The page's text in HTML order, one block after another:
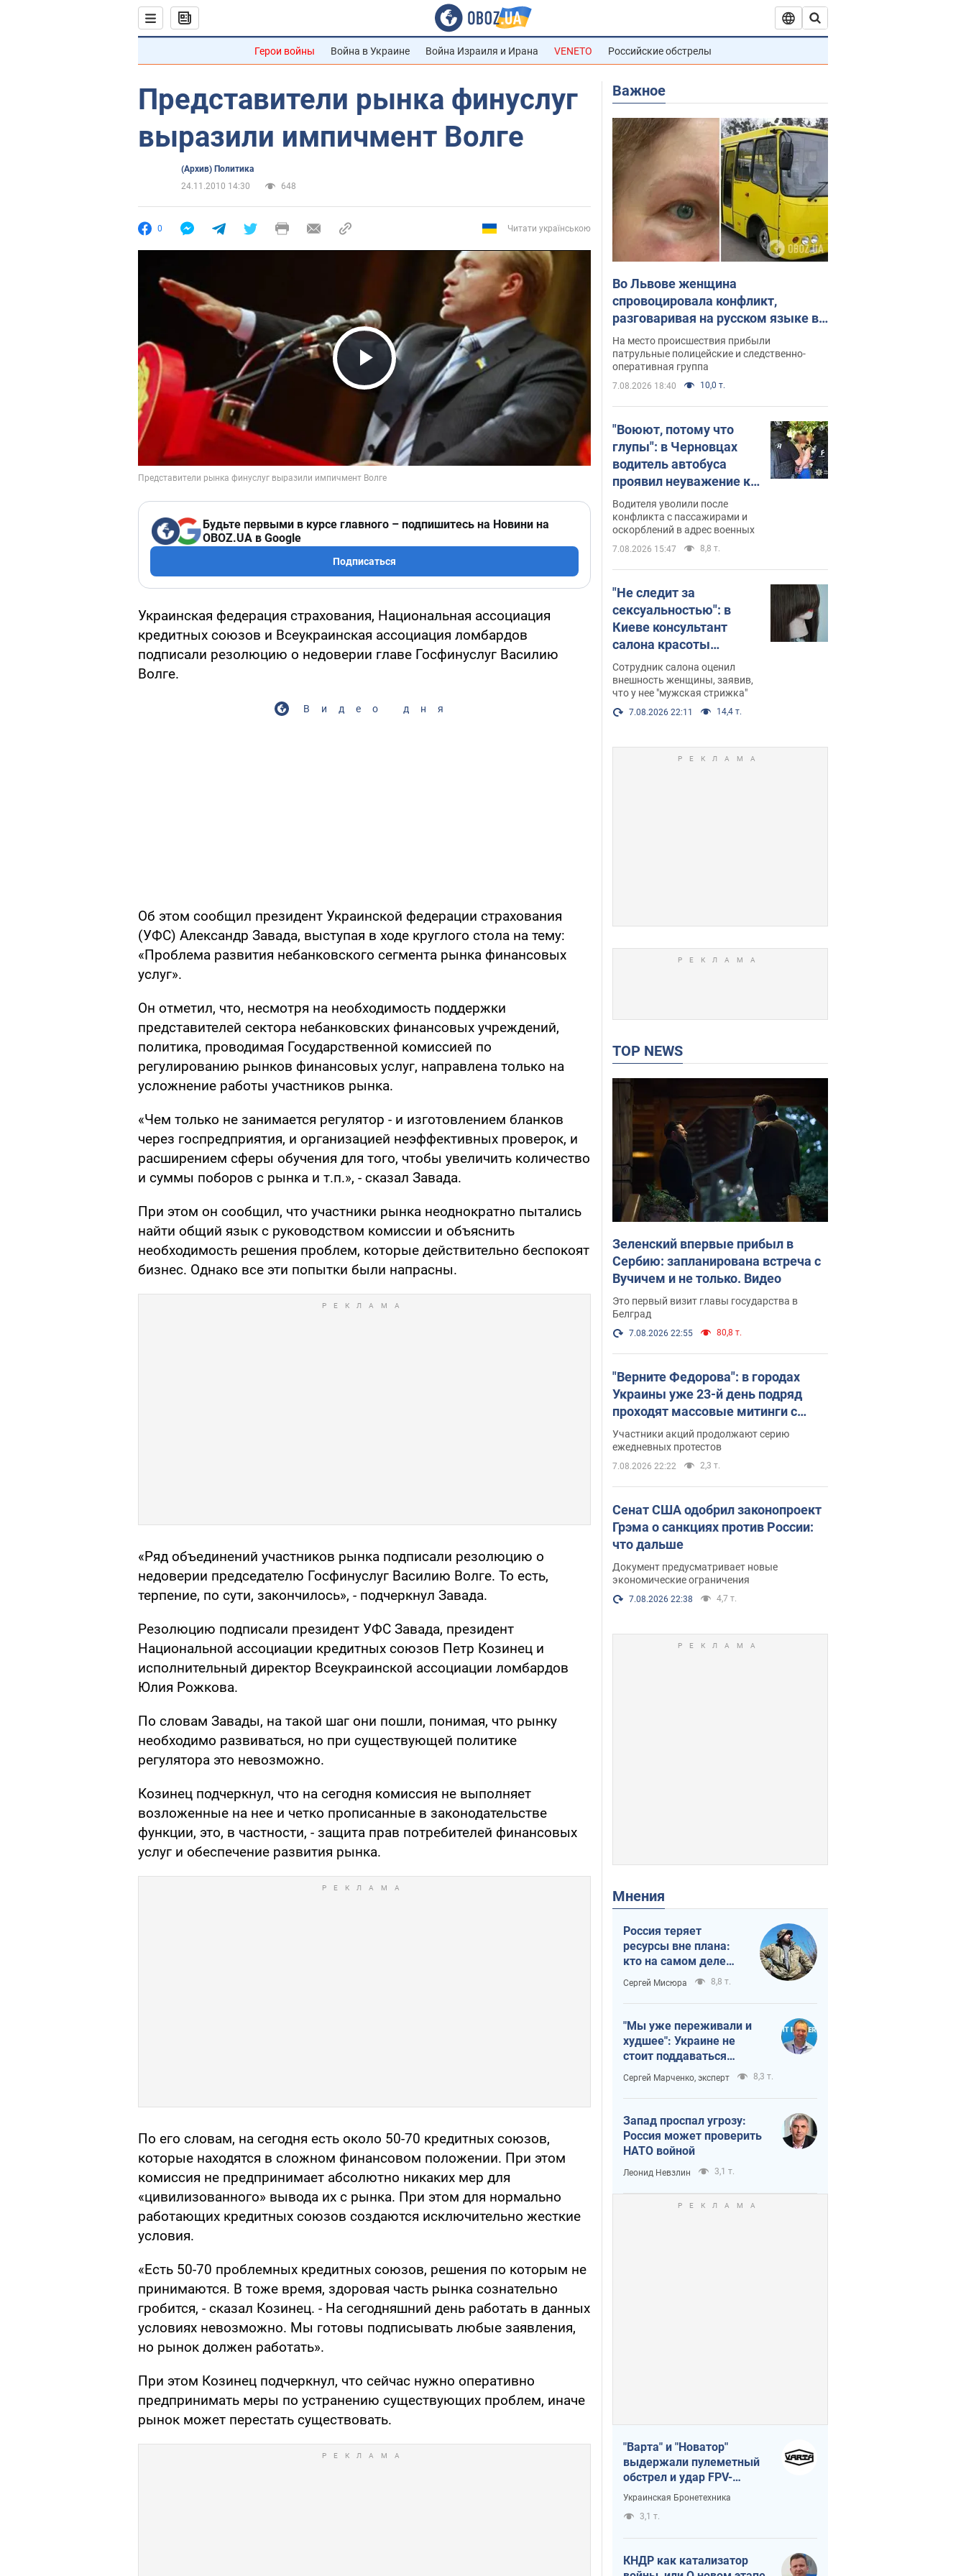
Герои войны Война в Украине Война Израиля и Ирана VENETO Российские обстрелы
Представители рынка финуслуг
выразили импичмент Волге
(Архив) Политика
24.11.2010 14:30
648
0 Читати українською
Play Video
Будьте первыми в курсе главного – подпишитесь на Новини на
OBOZ.UA в Google
Подписаться
Украинская федерация страхования, Национальная ассоциация
кредитных союзов и Всеукраинская ассоциация ломбардов
подписали резолюцию о недоверии главе Госфинуслуг Василию
Волге.
Видео дня
Об этом сообщил президент Украинской федерации страхования
(УФС) Александр Завада, выступая в ходе круглого стола на тему:
«Проблема развития небанковского сегмента рынка финансовых
услуг».
Он отметил, что, несмотря на необходимость поддержки
представителей сектора небанковских финансовых учреждений,
политика, проводимая Государственной комиссией по
регулированию рынков финансовых услуг, направлена только на
усложнение работы участников рынка.
«Чем только не занимается регулятор - и изготовлением бланков
через госпредприятия, и организацией неэффективных проверок, и
расширением сферы обучения для того, чтобы увеличить количество
и суммы поборов с рынка и т.п.», - сказал Завада.
При этом он сообщил, что участники рынка неоднократно пытались
найти общий язык с руководством комиссии и объяснить
необходимость решения проблем, которые действительно беспокоят
бизнес. Однако все эти попытки были напрасны.
«Ряд объединений участников рынка подписали резолюцию о
недоверии председателю Госфинуслуг Василию Волге. То есть,
терпение, по сути, закончилось», - подчеркнул Завада.
Резолюцию подписали президент УФС Завада, президент
Национальной ассоциации кредитных союзов Петр Козинец и
исполнительный директор Всеукраинской ассоциации ломбардов
Юлия Рожкова.
По словам Завады, на такой шаг они пошли, понимая, что рынку
необходимо развиваться, но при существующей политике
регулятора это невозможно.
Козинец подчеркнул, что на сегодня комиссия не выполняет
возложенные на нее и четко прописанные в законодательстве
функции, это, в частности, - защита прав потребителей финансовых
услуг и обеспечение развития рынка.
По его словам, на сегодня есть около 50-70 кредитных союзов,
которые находятся в сложном финансовом положении. При этом
комиссия не предпринимает абсолютно никаких мер для
«цивилизованного» вывода их с рынка. При этом для нормально
работающих кредитных союзов создаются исключительно жесткие
условия.
«Есть 50-70 проблемных кредитных союзов, решения по которым не
принимаются. В тоже время, здоровая часть рынка сознательно
гробится, - сказал Козинец. - На сегодняшний день работать в данных
условиях невозможно. Мы готовы подписывать любые заявления,
но рынок должен работать».
При этом Козинец подчеркнул, что сейчас нужно оперативно
предпринимать меры по устранению существующих проблем, иначе
рынок может перестать существовать.
Важное
Во Львове женщина
спровоцировала конфликт,
разговаривая на русском языке в
маршрутке: полиция составила
административный протокол.
Видео
На место происшествия прибыли
патрульные полицейские и следственно-
оперативная группа
7.08.2026 18:40 10,0 т.
"Воюют, потому что
глупы": в Черновцах
водитель автобуса
проявил неуважение к
украинским военным и
поплатился за это.
Видео
Водителя уволили после
конфликта с пассажирами и
оскорблений в адрес военных
7.08.2026 15:47 8,8 т.
"Не следит за
сексуальностью": в
Киеве консультант
салона красоты
оскорбил женщину
после химиотерапии,
разгорелся скандал.
Фото
Сотрудник салона оценил
внешность женщины, заявив,
что у нее "мужская стрижка"
7.08.2026 22:11 14,4 т.
TOP NEWS
Зеленский впервые прибыл в
Сербию: запланирована встреча с
Вучичем и не только. Видео
Это первый визит главы государства в
Белград
7.08.2026 22:55 80,8 т.
"Верните Федорова": в городах
Украины уже 23-й день подряд
проходят массовые митинги с
плакатами. Фото и видео
Участники акций продолжают серию
ежедневных протестов
7.08.2026 22:22 2,3 т.
Сенат США одобрил законопроект
Грэма о санкциях против России:
что дальше
Документ предусматривает новые
экономические ограничения
7.08.2026 22:38 4,7 т.
Мнения
Россия теряет
ресурсы вне плана:
кто на самом деле
диктует темп войны
Сергей Мисюра 8,8 т.
"Мы уже переживали и
худшее": Украине не
стоит поддаваться
отчаянию из-за
ракетного террора
Сергей Марченко, эксперт 8,3 т.
Запад проспал угрозу:
Россия может проверить
НАТО войной
Леонид Невзлин 3,1 т.
"Варта" и "Новатор"
выдержали пулеметный
обстрел и удар FPV-
дрона, сохранив жизнь
Украинская Бронетехника
3,1 т.
КНДР как катализатор